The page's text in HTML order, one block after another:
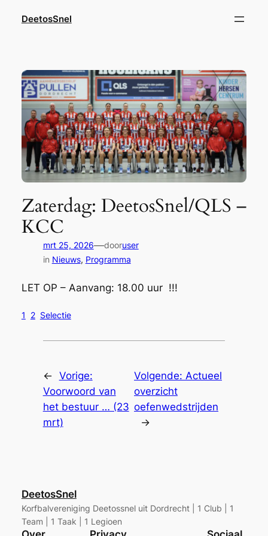
DeetosSnel
Zaterdag: DeetosSnel/QLS –
KCC
mrt 25, 2026—dooruser
in Nieuws, Programma
LET OP – Aanvang: 18.00 uur !!!
1 2 Selectie
← Vorige:
Voorwoord van
het bestuur … (23
mrt)
Volgende: Actueel
overzicht
oefenwedstrijden
→
DeetosSnel
Korfbalvereniging Deetossnel uit Dordrecht | 1 Club | 1
Team | 1 Taak | 1 Legioen